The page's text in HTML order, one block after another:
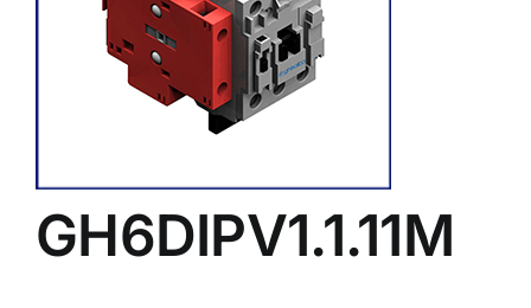
GH6DIPV1.1.11M